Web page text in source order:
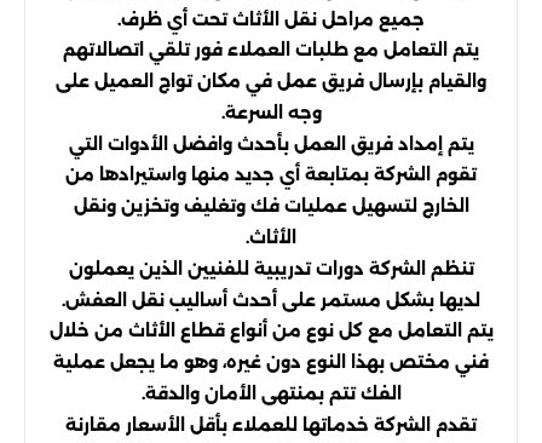
جميع مراحل نقل الأثاث تحت أي ظرف.
يتم التعامل مع طلبات العملاء فور تلقي اتصالاتهم
والقيام بإرسال فريق عمل في مكان تواج العميل على
وجه السرعة.
يتم إمداد فريق العمل بأحدث وافضل الأدوات التي
تقوم الشركة بمتابعة أي جديد منها واستيرادها من
الخارج لتسهيل عمليات فك وتغليف وتخزين ونقل
الأثاث.
تنظم الشركة دورات تدريبية للفنيين الذين يعملون
لديها بشكل مستمر على أحدث أساليب نقل العفش.
يتم التعامل مع كل نوع من أنواع قطاع الأثاث من خلال
فني مختص بهذا النوع دون غيره، وهو ما يجعل عملية
الفك تتم بمنتهى الأمان والدقة.
تقدم الشركة خدماتها للعملاء بأقل الأسعار مقارنة